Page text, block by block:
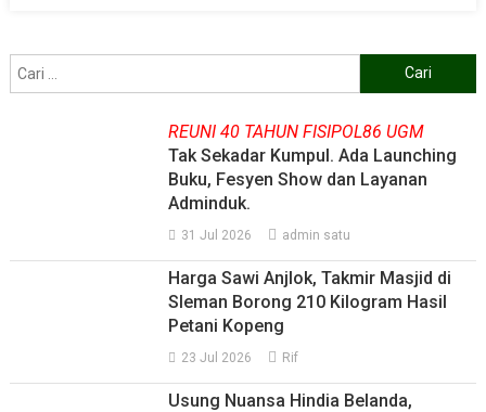
untuk:
REUNI 40 TAHUN FISIPOL86 UGM
Tak Sekadar Kumpul. Ada Launching
Buku, Fesyen Show dan Layanan
Adminduk.
31 Jul 2026 admin satu
Harga Sawi Anjlok, Takmir Masjid di
Sleman Borong 210 Kilogram Hasil
Petani Kopeng
23 Jul 2026 Rif
Usung Nuansa Hindia Belanda,